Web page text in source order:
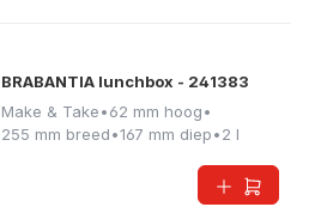
BRABANTIA lunchbox - 241383
Make & Take•62 mm hoog•
255 mm breed•167 mm diep•2 l